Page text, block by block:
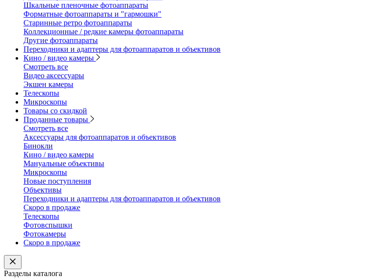
Шкальные пленочные фотоаппараты
Форматные фотоаппараты и "гармошки"
Старинные ретро фотоаппараты
Коллекционные / редкие камеры фотоаппараты
Другие фотоаппараты
Переходники и адаптеры для фотоаппаратов и объективов
Кино / видео камеры
Смотреть все
Видео аксессуары
Экшен камеры
Телескопы
Микроскопы
Товары со скидкой
Проданные товары
Смотреть все
Аксессуары для фотоаппаратов и объективов
Бинокли
Кино / видео камеры
Мануальные объективы
Микроскопы
Новые поступления
Объективы
Переходники и адаптеры для фотоаппаратов и объективов
Скоро в продаже
Телескопы
Фотовспышки
Фотокамеры
Скоро в продаже
Разделы каталога